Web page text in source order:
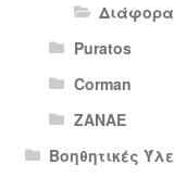
Puratos
Corman
ΖΑΝΑΕ
Βοηθητικές